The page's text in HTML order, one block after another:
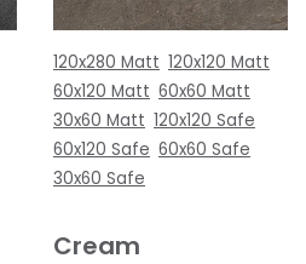
120x280 Matt 120x120 Matt
60x120 Matt 60x60 Matt
30x60 Matt 120x120 Safe
60x120 Safe 60x60 Safe
30x60 Safe
Cream